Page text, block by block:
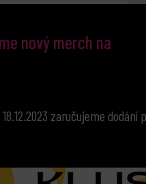
nový merch na
zaručujeme dodání